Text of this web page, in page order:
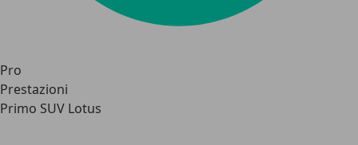
Pro
Prestazioni
Primo SUV Lotus